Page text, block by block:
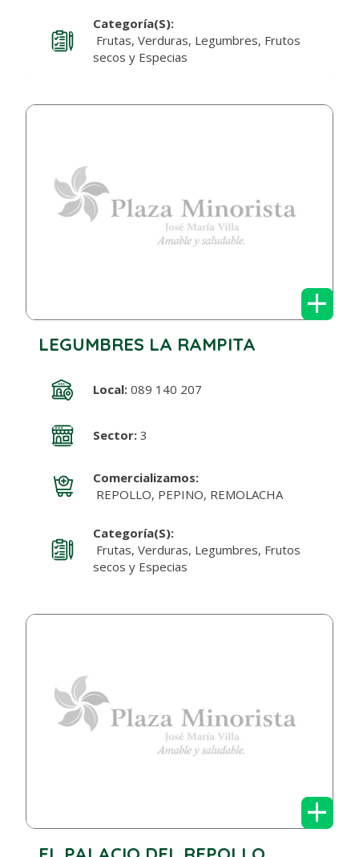
Categoría(s):
Frutas, Verduras, Legumbres, Frutos
secos y Especias
+
LEGUMBRES LA RAMPITA
Local:089 140 207
Sector:3
Comercializamos:
REPOLLO, PEPINO, REMOLACHA
Categoría(s):
Frutas, Verduras, Legumbres, Frutos
secos y Especias
+